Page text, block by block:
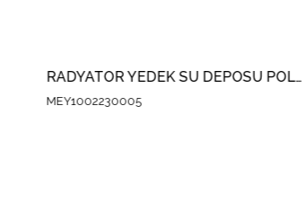
RADYATÖR YEDEK SU DEPOSU POLO 4 - FABIA - IBIZA - CORDOBA 2001-05
MEY1002230005